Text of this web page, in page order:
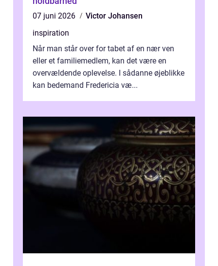
07 juni 2026
Victor Johansen
inspiration
Når man står over for tabet af en nær ven
eller et familiemedlem, kan det være en
overvældende oplevelse. I sådanne øjeblikke
kan bedemand Fredericia væ...